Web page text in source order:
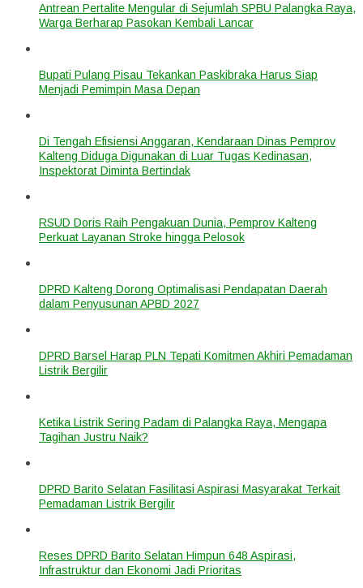
Antrean Pertalite Mengular di Sejumlah SPBU Palangka Raya,
Warga Berharap Pasokan Kembali Lancar
Bupati Pulang Pisau Tekankan Paskibraka Harus Siap
Menjadi Pemimpin Masa Depan
Di Tengah Efisiensi Anggaran, Kendaraan Dinas Pemprov
Kalteng Diduga Digunakan di Luar Tugas Kedinasan,
Inspektorat Diminta Bertindak
RSUD Doris Raih Pengakuan Dunia, Pemprov Kalteng
Perkuat Layanan Stroke hingga Pelosok
DPRD Kalteng Dorong Optimalisasi Pendapatan Daerah
dalam Penyusunan APBD 2027
DPRD Barsel Harap PLN Tepati Komitmen Akhiri Pemadaman
Listrik Bergilir
Ketika Listrik Sering Padam di Palangka Raya, Mengapa
Tagihan Justru Naik?
DPRD Barito Selatan Fasilitasi Aspirasi Masyarakat Terkait
Pemadaman Listrik Bergilir
Reses DPRD Barito Selatan Himpun 648 Aspirasi,
Infrastruktur dan Ekonomi Jadi Prioritas